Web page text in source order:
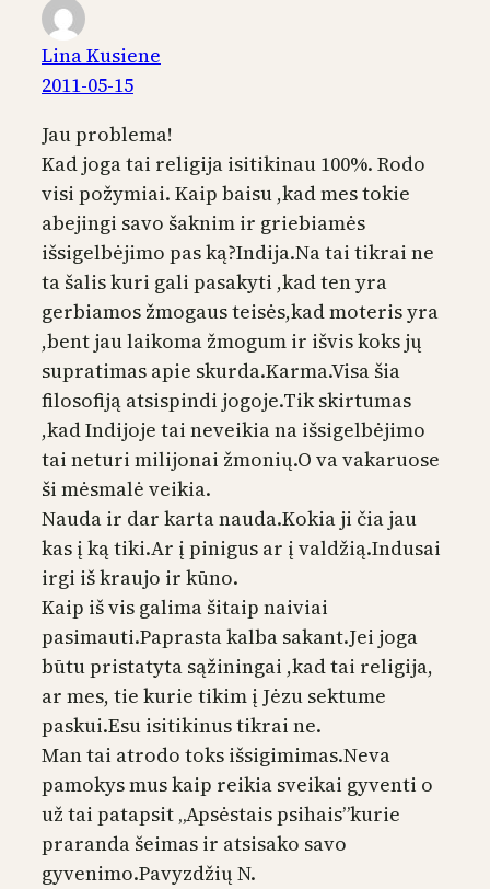
Lina Kusiene
2011-05-15
Jau problema!
Kad joga tai religija isitikinau 100%. Rodo
visi požymiai. Kaip baisu ,kad mes tokie
abejingi savo šaknim ir griebiamės
išsigelbėjimo pas ką?Indija.Na tai tikrai ne
ta šalis kuri gali pasakyti ,kad ten yra
gerbiamos žmogaus teisės,kad moteris yra
,bent jau laikoma žmogum ir išvis koks jų
supratimas apie skurda.Karma.Visa šia
filosofiją atsispindi jogoje.Tik skirtumas
,kad Indijoje tai neveikia na išsigelbėjimo
tai neturi milijonai žmonių.O va vakaruose
ši mėsmalė veikia.
Nauda ir dar karta nauda.Kokia ji čia jau
kas į ką tiki.Ar į pinigus ar į valdžią.Indusai
irgi iš kraujo ir kūno.
Kaip iš vis galima šitaip naiviai
pasimauti.Paprasta kalba sakant.Jei joga
būtu pristatyta sąžiningai ,kad tai religija,
ar mes, tie kurie tikim į Jėzu sektume
paskui.Esu isitikinus tikrai ne.
Man tai atrodo toks išsigimimas.Neva
pamokys mus kaip reikia sveikai gyventi o
už tai patapsit „Apsėstais psihais”kurie
praranda šeimas ir atsisako savo
gyvenimo.Pavyzdžių N.